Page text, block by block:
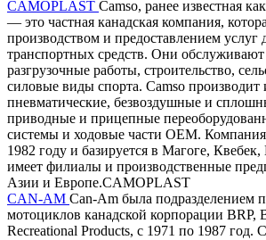
CAMOPLAST Camso, ранее известная
— это частная канадская компания,
производством и предоставлением
транспортных средств. Они обслуживают
разгрузочные работы, строительство,
силовые виды спорта. Camso производит
пневматические, безвоздушные и
приводные и прицепные
системы и ходовые части OEM.
1982 году и базируется в Магоге,
имеет филиалы и производственные
Азии и Европе.CAMOPLAST
CAN-AM Can-Am была подразделением
мотоциклов канадской корпорации BRP,
Recreational Products, с 1971 по 1987 год.